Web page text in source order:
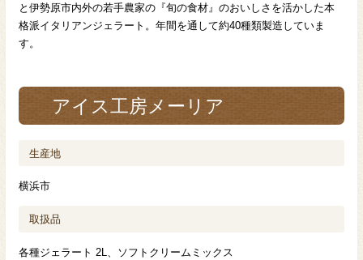
と伊勢原市内外の若手農家の『旬の食材』のおいしさを活かした本
格派イタリアンジェラート。年間を通して約40種類製造していま
す。
アイス工房メーリア
生産地
横浜市
取扱品
各種ジェラート 2L、ソフトクリームミックス